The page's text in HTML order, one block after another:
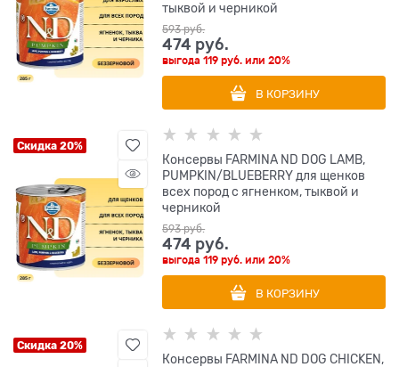
тыквой и черникой
593 руб.
474 руб.
выгода119 руб. или20%
В КОРЗИНУ
Скидка 20%
Консервы FARMINA ND DOG LAMB,
PUMPKIN/BLUEBERRY для щенков
всех пород с ягненком, тыквой и
черникой
593 руб.
474 руб.
выгода119 руб. или20%
В КОРЗИНУ
Скидка 20%
Консервы FARMINA ND DOG CHICKEN,